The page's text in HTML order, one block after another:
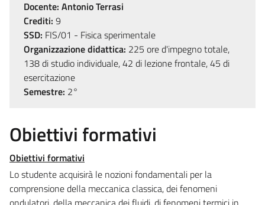
Docente: Antonio Terrasi
Crediti: 9
SSD: FIS/01 - Fisica sperimentale
Organizzazione didattica: 225 ore d'impegno totale,
138 di studio individuale, 42 di lezione frontale, 45 di
esercitazione
Semestre: 2°
Obiettivi formativi
Obiettivi formativi
Lo studente acquisirà le nozioni fondamentali per la
comprensione della meccanica classica, dei fenomeni